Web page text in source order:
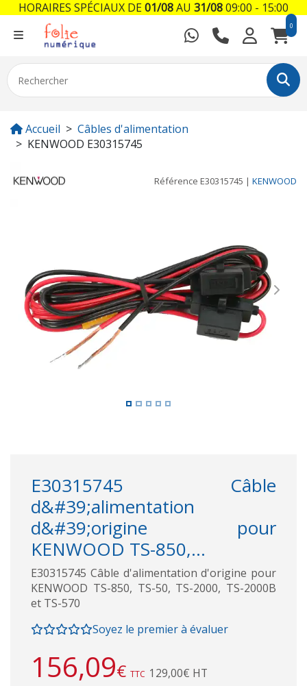
0
Accueil
Câbles d'alimentation
KENWOOD E30315745
Référence E30315745 | KENWOOD
Previous Next
E30315745 Câble
d&#39;alimentation
d&#39;origine pour
KENWOOD TS-850,...
E30315745 Câble d'alimentation d'origine pour
KENWOOD TS-850, TS-50, TS-2000, TS-2000B
et TS-570
Soyez le premier à évaluer
156,09€ TTC 129,00€ HT
HORAIRES SPÉCIAUX DE01/08AU 31/0809:00 - 15:00